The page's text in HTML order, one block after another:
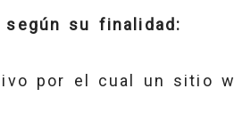
su finalidad:
por el cual un sitio